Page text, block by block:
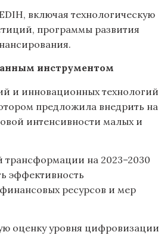
включая технологическую
программы развития
инструментом
и инновационных технологий
предложила внедрить на
интенсивности малых и
трансформации на 2023–2030
эффективность
ресурсов и мер
оценку уровня цифровизации